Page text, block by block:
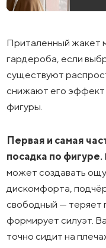
Приталенный жакет
гардероба, если
существуют
снижают его эффект
фигуры.
Первая и самая
посадка по фигуре.
может создавать
дискомфорта,
свободный — теряет
формирует силуэт.
точно сидит на